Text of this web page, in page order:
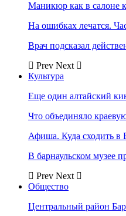
Маникюр как в салоне
На ошибках лечатся.
Врач подсказал
Prev Next
Культура
Еще один алтайский
Что объединяло
Афиша. Куда сходить в
В барнаульском музее
Prev Next
Общество
Центральный район